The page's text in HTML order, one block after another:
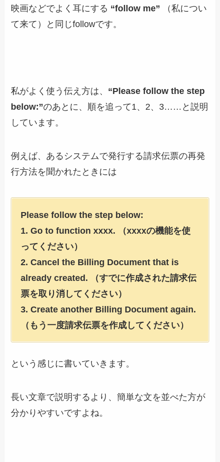
映画などでよく耳にする “follow me” （私につい
て来て）と同じfollowです。
私がよく使う伝え方は、 “Please follow the step
below:”のあとに、順を追って1、2、3……と説明
しています。
例えば、あるシステムで発行する請求伝票の再発
行方法を聞かれたときには
Please follow the step below:
1. Go to function xxxx. （xxxxの機能を使
ってください）
2. Cancel the Billing Document that is
already created. （すでに作成された請求伝
票を取り消してください）
3. Create another Billing Document again.
（もう一度請求伝票を作成してください）
という感じに書いていきます。
長い文章で説明するより、簡単な文を並べた方が
分かりやすいですよね。